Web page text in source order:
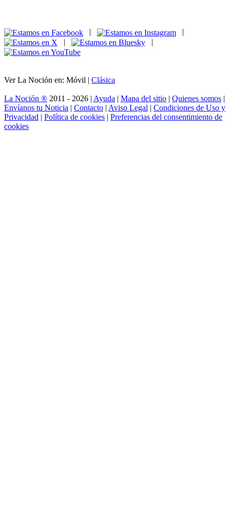
|
|
Ver La Noción en: Móvil | Clásica
La Noción ® 2011 - 2026 | Ayuda | Mapa del sitio | Quienes somos |
Envíanos tu Noticia | Contacto | Aviso Legal | Condiciones de Uso y
Privacidad | Política de cookies | Preferencias del consentimiento de
cookies